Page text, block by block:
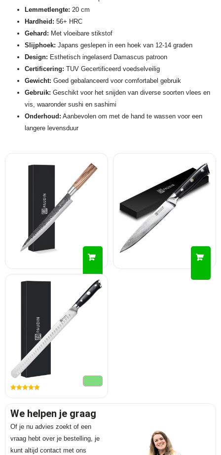
Lemmetlengte: 20 cm
Hardheid: 56+ HRC
Gehard: Met vloeibare stikstof
Slijphoek: Japans geslepen in een hoek van 12-14 graden
Design: Esthetisch ingelaserd Damascus patroon
Certificering: TUV Gecertificeerd voedselveilig
Gewicht: Goed gebalanceerd voor comfortabel gebruik
Gebruik: Geschikt voor het snijden van diverse soorten vlees en
vis, waaronder sushi en sashimi
Onderhoud: Aanbevolen om met de hand te wassen voor een
langere levensduur
We helpen je graag
Of je nu advies zoekt of een
vraag hebt over je bestelling, je
kunt altijd contact met ons